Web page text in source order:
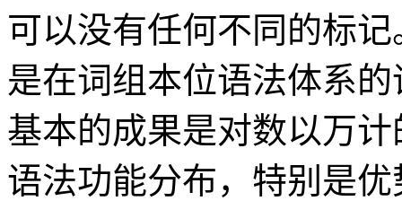
可以没有任何不同的标
是在词组本位语法体系
基本的成果是对数以万
语法功能分布，特别是